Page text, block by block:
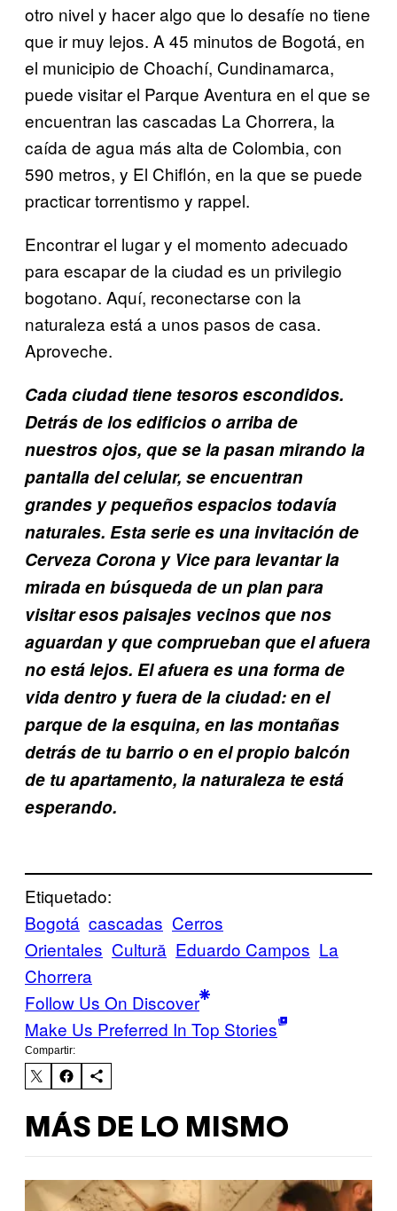
otro nivel y hacer algo que lo desafíe no tiene
que ir muy lejos. A 45 minutos de Bogotá, en
el municipio de Choachí, Cundinamarca,
puede visitar el Parque Aventura en el que se
encuentran las cascadas La Chorrera, la
caída de agua más alta de Colombia, con
590 metros, y El Chiflón, en la que se puede
practicar torrentismo y rappel.
Encontrar el lugar y el momento adecuado
para escapar de la ciudad es un privilegio
bogotano. Aquí, reconectarse con la
naturaleza está a unos pasos de casa.
Aproveche.
Cada ciudad tiene tesoros escondidos.
Detrás de los edificios o arriba de
nuestros ojos, que se la pasan mirando la
pantalla del celular, se encuentran
grandes y pequeños espacios todavía
naturales. Esta serie es una invitación de
Cerveza Corona y Vice para levantar la
mirada en búsqueda de un plan para
visitar esos paisajes vecinos que nos
aguardan y que comprueban que el afuera
no está lejos. El afuera es una forma de
vida dentro y fuera de la ciudad: en el
parque de la esquina, en las montañas
detrás de tu barrio o en el propio balcón
de tu apartamento, la naturaleza te está
esperando.
Etiquetado:
Bogotá cascadas Cerros
Orientales Cultură Eduardo Campos La
Chorrera
Follow Us On Discover
Make Us Preferred In Top Stories
Compartir:
MÁS DE LO MISMO